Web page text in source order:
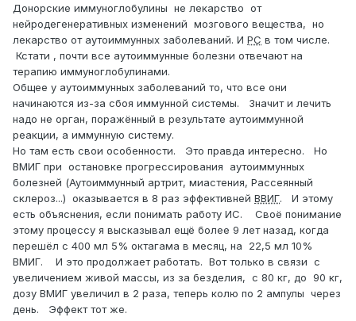
Донорские иммуноглобулины не лекарство от
нейродегенеративных изменений мозгового вещества, но
лекарство от аутоиммунных заболеваний. И РС в том числе.
Кстати , почти все аутоиммунные болезни отвечают на
терапию иммуноглобулинами.
Общее у аутоиммунных заболеваний то, что все они
начинаются из-за сбоя иммунной системы. Значит и лечить
надо не орган, поражённый в результате аутоиммунной
реакции, а иммунную систему.
Но там есть свои особенности. Это правда интересно. Но
ВМИГ при остановке прогрессирования аутоиммунных
болезней (Аутоиммунный артрит, миастения, Рассеянный
склероз...) оказывается в 8 раз эффективней ВВИГ. И этому
есть объяснения, если понимать работу ИС. Своё понимание
этому процессу я высказывал ещё более 9 лет назад, когда
перешёл с 400 мл 5% октагама в месяц, на 22,5 мл 10%
ВМИГ. И это продолжает работать. Вот только в связи с
увеличением живой массы, из за безделия, с 80 кг, до 90 кг,
дозу ВМИГ увеличил в 2 раза, теперь колю по 2 ампулы через
день. Эффект тот же.